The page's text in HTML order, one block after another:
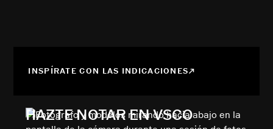
INSPÍRATE CON LAS INDICACIONES
HAZTE NOTAR EN VSCO